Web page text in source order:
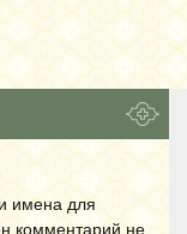
имена для
комментарий не